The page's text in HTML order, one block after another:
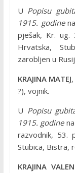
U Popisu
1915. godine
pješak, Kr. ug.
Hrvatska,
zarobljen u
KRAJINA MATEJ
?), vojnik.
U Popisu
1915. godine
razvodnik, 53.
Stubica, Bistra,
KRAJINA